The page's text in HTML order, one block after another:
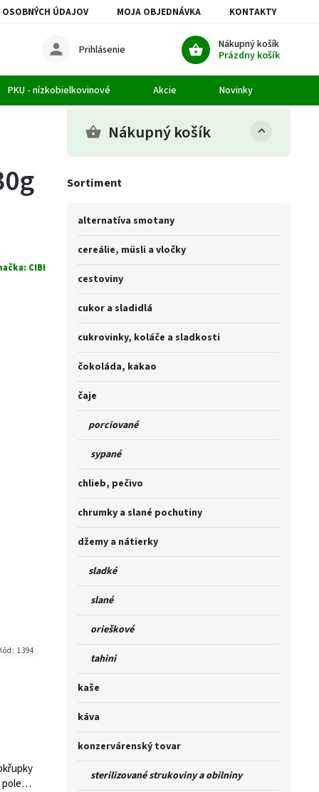
ÚDAJOV MOJA OBJEDNÁVKA KONTAKTY
Nákupný košík
Prázdny košík
Prihlásenie
PKU - nízkobielkovinové Akcie Novinky
Nákupný košík
Sortiment
alternatíva smotany
cereálie, müsli a vločky
cestoviny
cukor a sladidlá
cukrovinky, koláče a sladkosti
čokoláda, kakao
čaje
porciované
sypané
chlieb, pečivo
chrumky a slané pochutiny
džemy a nátierky
sladké
slané
orieškové
tahini
kaše
káva
konzervárenský tovar
sterilizované strukoviny a obilniny
CIBI
1394